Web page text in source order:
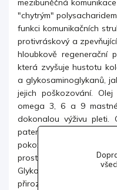
mezibuněčná
"chytrým"
funkci komunikačních
protivráskový a
hloubkově regenerační
která zvyšuje hustotu
a glykosaminoglykanů,
jejich poškozování. Olej
omega 3, 6 a 9
dokonalou výživu pleti.
patent s protizánětlivým
pokožky včetně jejich
prostředí. Je
jakýmsi
Glykobiopolymery
přirozeně září.